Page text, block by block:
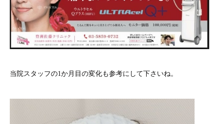
当院スタッフの1か月目の変化も参考にして下さいね。